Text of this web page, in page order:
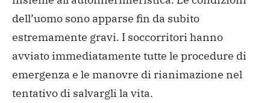
dell’uomo sono apparse fin da subito
estremamente gravi. I soccorritori hanno
avviato immediatamente tutte le procedure di
emergenza e le manovre di rianimazione nel
tentativo di salvargli la vita.